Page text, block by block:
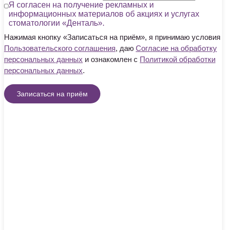
Я согласен на получение рекламных и
информационных материалов об акциях и услугах
стоматологии «Денталь».
Нажимая кнопку «Записаться на приём», я принимаю условия
Пользовательского соглашения, даю Согласие на обработку
персональных данных и ознакомлен с Политикой обработки
персональных данных.
Записаться на приём